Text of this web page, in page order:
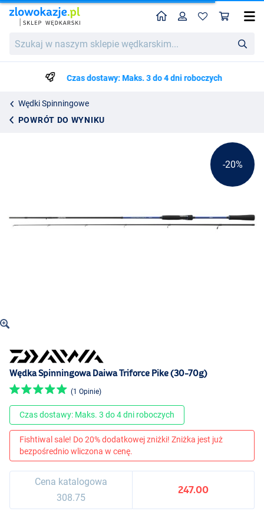
w
wędkarskim...
HomeProfil
Czas dostawy: Maks. 3 do 4 dni roboczych
Wędki Spinningowe
POWRÓT DO WYNIKU
Wędka Spinningowa Daiwa Triforce Pike (30-70g)
308.75
247.00
-20%
Wędka Spinningowa Daiwa Triforce Pike (30-70g)
(1 Opinie)
Czas dostawy: Maks. 3 do 4 dni roboczych
Fishtiwal sale! Do 20% dodatkowej zniżki! Zniżka jest już
bezpośrednio wliczona w cenę.
Cena katalogowa
308.75
247.00